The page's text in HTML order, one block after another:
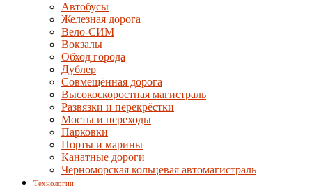
Автобусы
Железная дорога
Вело-СИМ
Вокзалы
Обход города
Дублер
Совмещённая дорога
Высокоскоростная магистраль
Развязки и перекрёстки
Мосты и переходы
Парковки
Порты и марины
Канатные дороги
Черноморская кольцевая автомагистраль
Технологии